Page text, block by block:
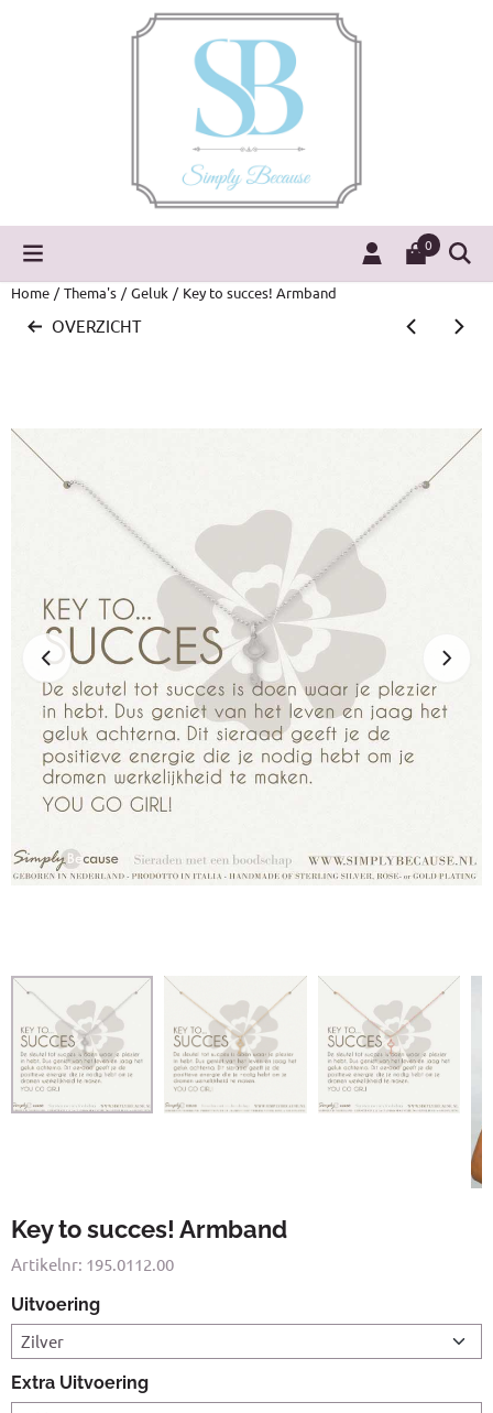
Cookievoorkeuren zijn momenteel gesloten.
0
Home / Thema's / Geluk / Key to succes! Armband
OVERZICHT
Key to succes! Armband
Artikelnr: 195.0112.00
Uitvoering
Extra Uitvoering